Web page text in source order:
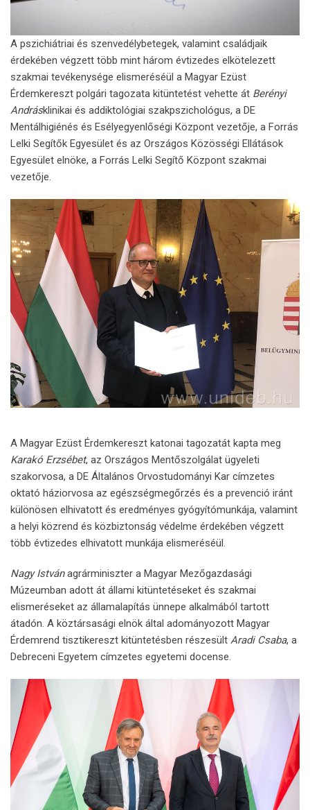
A pszichiátriai és szenvedélybetegek, valamint családjaik
érdekében végzett több mint három évtizedes elkötelezett
szakmai tevékenysége elismeréséül a Magyar Ezüst
Érdemkereszt polgári tagozata kitüntetést vehette át Berényi
Andrásklinikai és addiktológiai szakpszichológus, a DE
Mentálhigiénés és Esélyegyenlőségi Központ vezetője, a Forrás
Lelki Segítők Egyesület és az Országos Közösségi Ellátások
Egyesület elnöke, a Forrás Lelki Segítő Központ szakmai
vezetője.
A Magyar Ezüst Érdemkereszt katonai tagozatát kapta meg
Karakó Erzsébet, az Országos Mentőszolgálat ügyeleti
szakorvosa, a DE Általános Orvostudományi Kar címzetes
oktató háziorvosa az egészségmegőrzés és a prevenció iránt
különösen elhivatott és eredményes gyógyítómunkája, valamint
a helyi közrend és közbiztonság védelme érdekében végzett
több évtizedes elhivatott munkája elismeréséül.
Nagy Istvánagrárminiszter a Magyar Mezőgazdasági
Múzeumban adott át állami kitüntetéseket és szakmai
elismeréseket az államalapítás ünnepe alkalmából tartott
átadón. A köztársasági elnök által adományozott Magyar
Érdemrend tisztikereszt kitüntetésben részesült Aradi Csaba, a
Debreceni Egyetem címzetes egyetemi docense.